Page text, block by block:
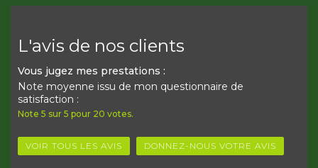
L'avis de nos clients
Vous jugez mes prestations :
Note moyenne issu de mon questionnaire de
satisfaction :
Note 5 sur 5 pour 20 votes.
VOIR TOUS LES AVIS DONNEZ-NOUS VOTRE AVIS